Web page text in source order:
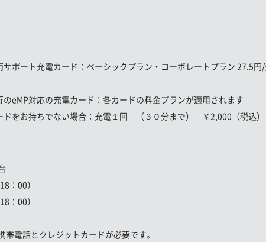
サポート充電カード ：ベーシックプラン・コーポレートプラン 27.5
のeMP対応の充電カード： 各カードの料金プランが適用されます
ドをお持ちでない場合： 充電１回 （３０分まで） ￥2,000（税込）
00）
：00）
電話とクレジットカードが必要です。